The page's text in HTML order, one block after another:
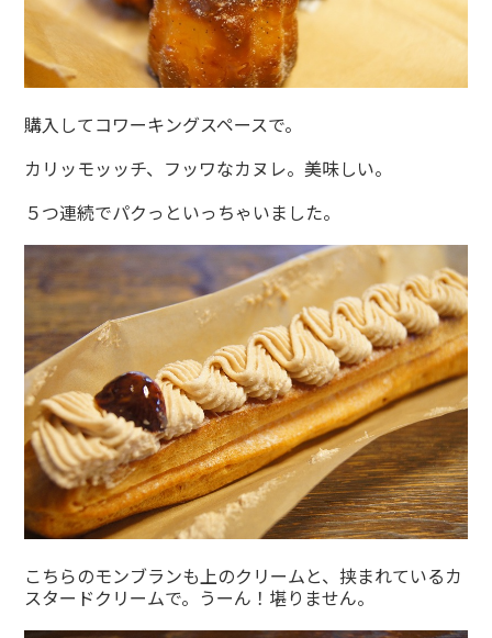
購入してコワーキングスペースで。
カリッモッッチ、フッワなカヌレ。美味しい。
５つ連続でパクっといっちゃいました。
こちらのモンブランも上のクリームと、挟まれているカ
スタードクリームで。うーん！堪りません。